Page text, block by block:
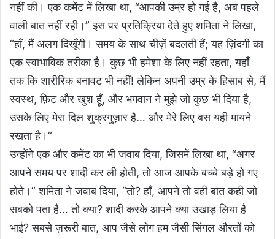
नहीं की। एक कमेंट में लिखा था, “आपकी उम्र हो गई है, अब पहले
वाली बात नहीं रही।” इस पर प्रतिक्रिया देते हुए शमिता ने लिखा,
“हाँ, मैं अलग दिखूँगी। समय के साथ चीज़ें बदलती हैं; यह ज़िंदगी का
एक स्वाभाविक तरीका है। कुछ भी हमेशा के लिए नहीं रहता, यहाँ
तक कि शारीरिक बनावट भी नहीं! लेकिन अपनी उम्र के हिसाब से, मैं
स्वस्थ, फ़िट और खुश हूँ, और भगवान ने मुझे जो कुछ भी दिया है,
उसके लिए मेरा दिल शुक्रगुज़ार है… और मेरे लिए बस यही मायने
रखता है।”
उन्होंने एक और कमेंट का भी जवाब दिया, जिसमें लिखा था, “अगर
आपने समय पर शादी कर ली होती, तो आज आपके बच्चे बड़े हो गए
होते।” शमिता ने जवाब दिया, “तो? हाँ, आपने तो वही बात कही जो
सबको पता है… तो क्या? शादी करके आपने क्या उखाड़ लिया है
भाई? सबसे ज़रूरी बात, आप जैसे लोग हम जैसी सिंगल औरतों को